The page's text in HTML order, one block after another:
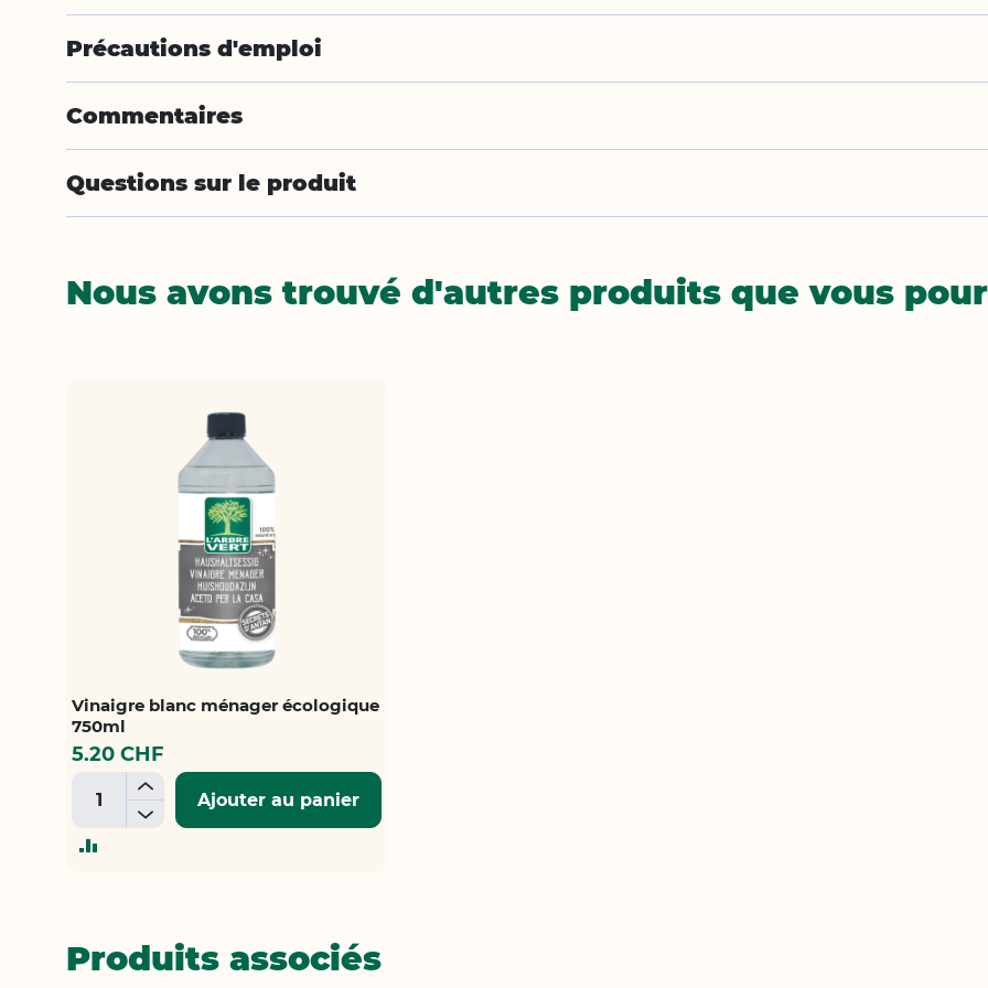
Précautions d'emploi
Commentaires
Questions sur le produit
Nous avons trouvé d'autres produits que vous
Vinaigre blanc ménager écologique
750ml
5.20 CHF
+
-
Ajouter au panier
Produits associés